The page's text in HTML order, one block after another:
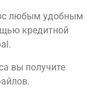
любым удобным
кредитной
вы получите